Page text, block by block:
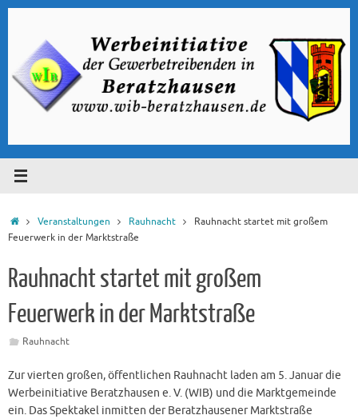
Zum
springen
StartVeranstaltungen Rauhnacht
Rauhnacht startet mit großem
Feuerwerk in der Marktstraße
Rauhnacht startet mit großem
Feuerwerk in der Marktstraße
Rauhnacht
Zur vierten großen, öffentlichen Rauhnacht laden am 5. Januar die
Werbeinitiative Beratzhausen e. V. (WIB) und die Marktgemeinde
ein. Das Spektakel inmitten der Beratzhausener Marktstraße